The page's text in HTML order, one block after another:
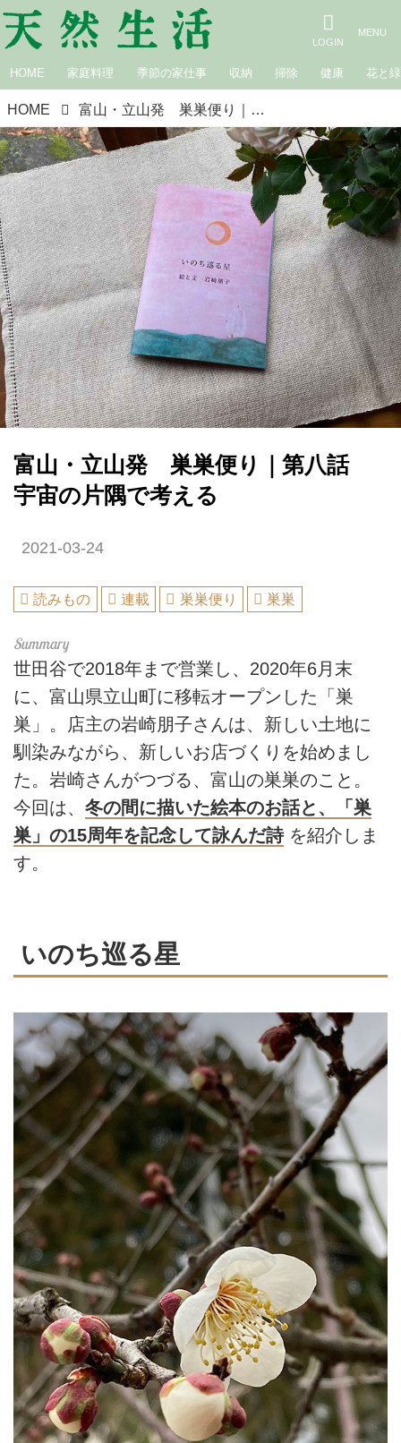
HOME 家庭料理 季節の家仕事 収納 掃除 健康 花と緑
HOME 富山・立山発 巣巣便り｜第八話 宇宙の片隅で考える
富山・立山発 巣巣便り｜第八話
宇宙の片隅で考える
2021-03-24
読みもの 連載 巣巣便り 巣巣
世田谷で2018年まで営業し、2020年6月末
に、富山県立山町に移転オープンした「巣
巣」。店主の岩崎朋子さんは、新しい土地に
馴染みながら、新しいお店づくりを始めまし
た。岩崎さんがつづる、富山の巣巣のこと。
今回は、 冬の間に描いた絵本のお話と、「巣
巣」の15周年を記念して詠んだ詩を紹介しま
す。
いのち巡る星